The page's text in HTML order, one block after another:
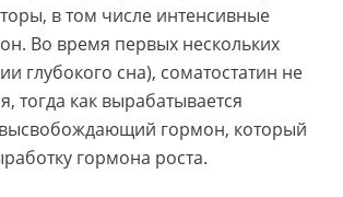
в том числе интенсивные
Во время первых нескольких
глубокого сна), соматостатин не
тогда как вырабатывается
гормон, который
гормона роста.